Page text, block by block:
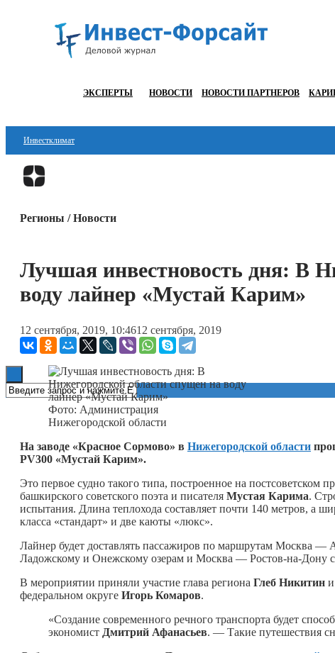
ЭКСПЕРТЫ НОВОСТИ НОВОСТИ ПАРТНЕРОВ
Инвестклимат
Финансы
Технологии
Книги
Регионы / Новости
Лучшая инвестновость дня: В
воду лайнер «Мустай Карим»
12 сентября, 2019, 10:4612 сентября, 2019
Фото: Администрация
Нижегородской области
На заводе «Красное Сормово» в Нижегородской области
PV300 «Мустай Карим».
Это первое судно такого типа, построенное на постсоветском
башкирского советского поэта и писателя Мустая Карима.
испытания. Длина теплохода составляет почти 140 метров, а
класса «стандарт» и две каюты «люкс».
Лайнер будет доставлять пассажиров по маршрутам Москва
Ладожскому и Онежскому озерам и Москва — Ростов-на-Дону
В мероприятии приняли участие глава региона Глеб Никитин
федеральном округе Игорь Комаров.
«Создание современного речного транспорта будет
экономист Дмитрий Афанасьев. — Такие путешествия